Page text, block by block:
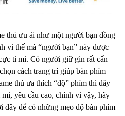
thủ ưu ái như một người bạn đồng
vì thế mà “người bạn” này được
tỉ mỉ. Có người giữ gìn rất cẩn
cách trang trí giúp bàn phím
thủ ưa thích “độ” phím thì đây
yêu cầu cao, chính vì vậy, hãy
đây để có những mẹo độ bàn phím